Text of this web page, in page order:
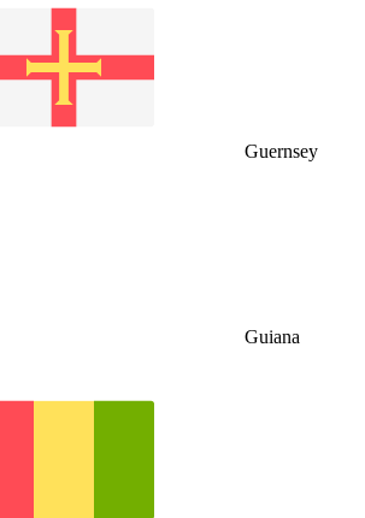
Guernsey
Guiana